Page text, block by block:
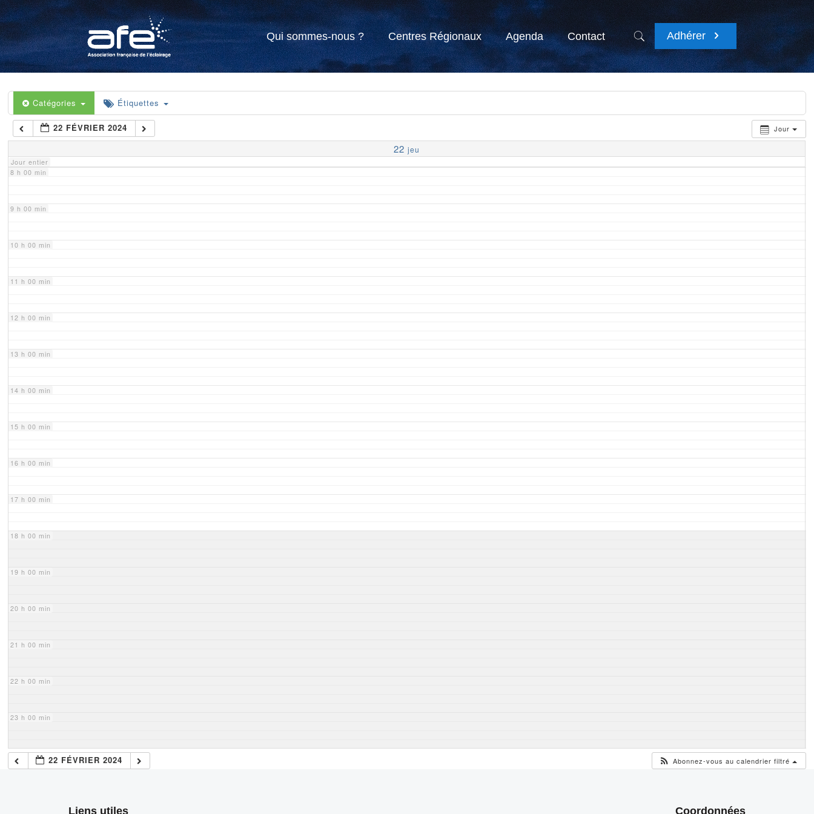
Qui sommes-nous ? Centres Régionaux Agenda Contact Adhérer
Catégories Étiquettes
Jour
22 FÉVRIER 2024
22 jeu
Jour entier
4 h 00 min
5 h 00 min
6 h 00 min
7 h 00 min
8 h 00 min
9 h 00 min
10 h 00 min
11 h 00 min
12 h 00 min
13 h 00 min
14 h 00 min
15 h 00 min
16 h 00 min
17 h 00 min
18 h 00 min
19 h 00 min
20 h 00 min
21 h 00 min
22 h 00 min
23 h 00 min
22 FÉVRIER 2024 Abonnez-vous au calendrier filtré
Liens utiles Coordonnées